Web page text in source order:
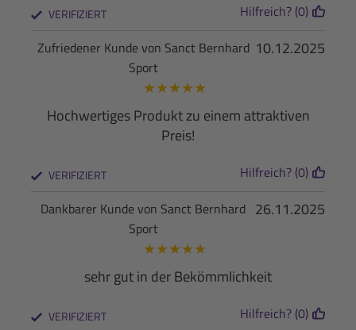
VERIFIZIERT Hilfreich? (0)
10.12.2025
Zufriedener Kunde von Sanct Bernhard
Sport
★★★★★
Hochwertiges Produkt zu einem attraktiven
Preis!
VERIFIZIERT Hilfreich? (0)
26.11.2025
Dankbarer Kunde von Sanct Bernhard
Sport
★★★★★
sehr gut in der Bekömmlichkeit
VERIFIZIERT Hilfreich? (0)